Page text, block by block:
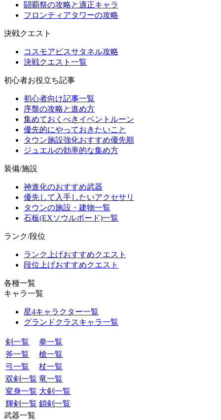
闘覇祭の攻略と適正キャラ
フロンティアタワーの攻略
決戦クエスト
コスモアビスサタネル攻略
決戦クエスト一覧
初心者お役立ち記事
初心者向け記事一覧
序盤の攻略と進め方
集めておくべきイベントルーン
優先的にやっておきたいこと
タウン施設強化おすすめ優先順
ジュエルの効率的な集め方
装備/施設
神進化のおすすめ武器
優先して入手したいアクセサリ
タウンの施設・建物一覧
石板(EXソウルボード)一覧
ランク/段位
ランク上げおすすめクエスト
段位上げおすすめクエスト
各種一覧
キャラ一覧
星4キャラクター一覧
グランドクラスキャラ一覧
剣一覧
拳一覧
斧一覧
槍一覧
弓一覧
杖一覧
双剣一覧 竜一覧
変身一覧 大剣一覧
輝剣一覧 鎖剣一覧
武器一覧